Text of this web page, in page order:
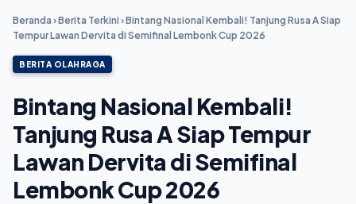
Beranda ›Berita Terkini ›Bintang Nasional Kembali! Tanjung Rusa A Siap
Tempur Lawan Dervita di Semifinal Lembonk Cup 2026
BERITA OLAHRAGA
Bintang Nasional Kembali!
Tanjung Rusa A Siap Tempur
Lawan Dervita di Semifinal
Lembonk Cup 2026